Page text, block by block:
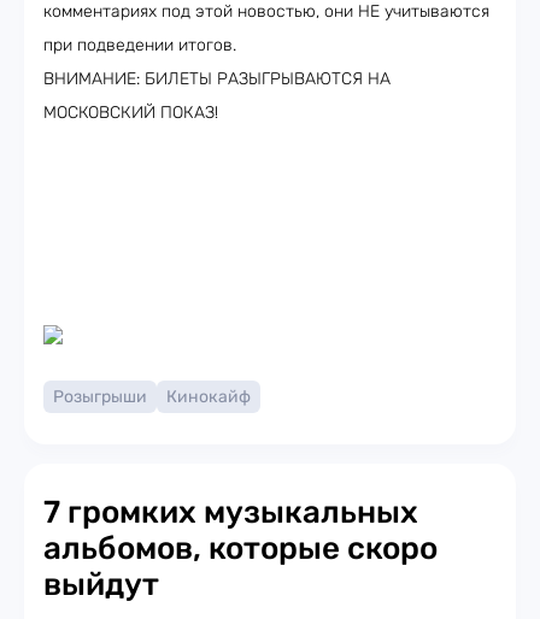
комментариях под этой новостью, они НЕ учитываются
при подведении итогов.
ВНИМАНИЕ: БИЛЕТЫ РАЗЫГРЫВАЮТСЯ НА
МОСКОВСКИЙ ПОКАЗ!
Розыгрыши Кинокайф
7 громких музыкальных
альбомов, которые скоро
выйдут